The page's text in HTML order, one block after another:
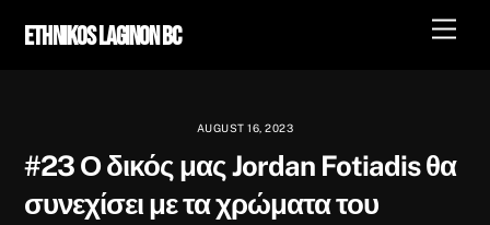
Ethnikos Laginon BC
AUGUST 16, 2023
#23 Ο δικός μας Jordan Fotiadis θα
συνεχίσει με τα χρώματα του